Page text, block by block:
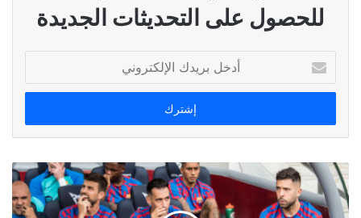
للحصول على التحديثات الجديدة
بريدك
الإلكتروني